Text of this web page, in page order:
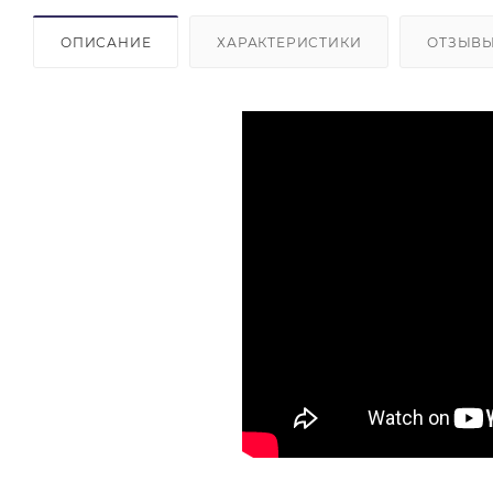
ОПИСАНИЕ ХАРАКТЕРИСТИКИ ОТЗЫВЫ